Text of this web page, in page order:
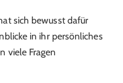
sich bewusst dafür
in ihr persönliches
viele Fragen